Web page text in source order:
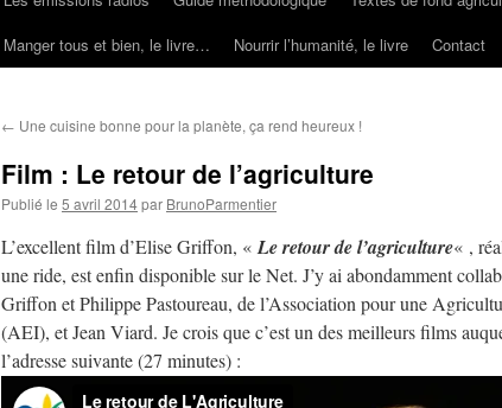
Manger tous et bien, le livre…
Nourrir l’humanité, le livre Contact
← Une cuisine bonne pour la planète, ça rend heureux !
Film : Le retour de l’agriculture
Publié le 5 avril 2014par BrunoParmentier
L’excellent film d’Elise Griffon, « Le retour de l’agriculture« ,
une ride, est enfin disponible sur le Net. J’y ai abondamment
Griffon et Philippe Pastoureau, de l’Association pour une
(AEI), et Jean Viard. Je crois que c’est un des meilleurs films
l’adresse suivante (27 minutes) :